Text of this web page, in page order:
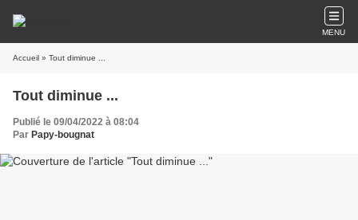
MENU
Accueil » Tout diminue ...
Tout diminue ...
Publié le 09/04/2022 à 08:04
Par Papy-bougnat